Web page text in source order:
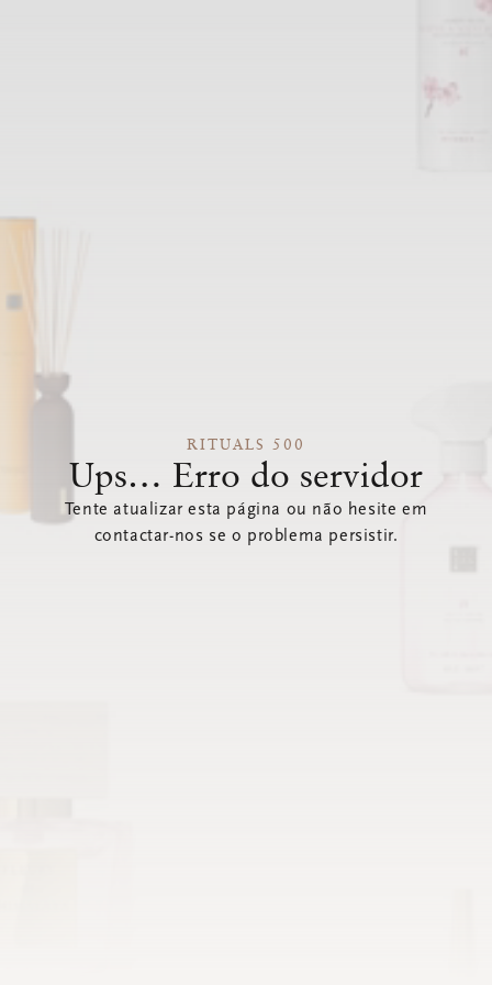
RITUALS 500
Ups… Erro do servidor
Tente atualizar esta página ou não hesite em
contactar-nos se o problema persistir.